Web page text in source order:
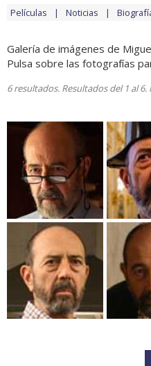
Películas Noticias
Galería de imágenes de
Pulsa sobre las fotografías
6 resultados. Resultados del 1 al 6.